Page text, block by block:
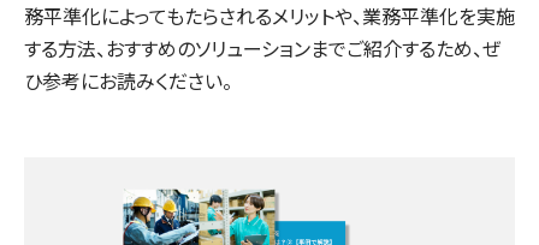
務平準化によってもたらされるメリットや、業務平準化を実施
する方法、おすすめのソリューションまでご紹介するため、ぜ
ひ参考にお読みください。